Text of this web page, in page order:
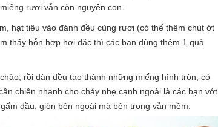
rươi vẫn còn nguyên con.
hạt tiêu vào đánh đều cùng rươi (có thể thêm chút ớt
thấy hỗn hợp hơi đặc thì các bạn dùng thêm 1 quả
rồi dàn đều tạo thành những miếng hình tròn, có
chiên nhanh cho cháy nhẹ cạnh ngoài là các bạn vớt
dầu, giòn bên ngoài mà bên trong vẫn mềm.